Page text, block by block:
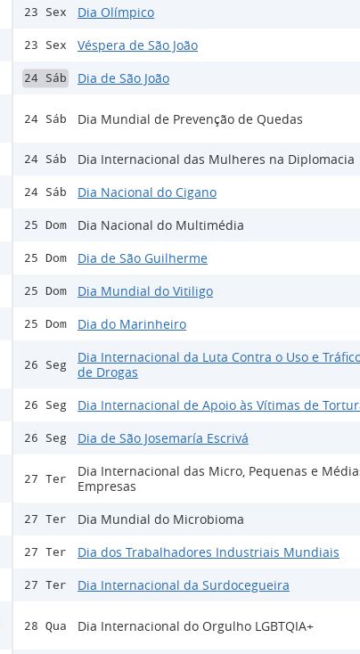
23 Sex Dia Olímpico
23 Sex Véspera de São João
24 Sáb Dia de São João
24 Sáb Dia Mundial de Prevenção de Quedas
24 Sáb Dia Internacional das Mulheres na Diplomacia
24 Sáb Dia Nacional do Cigano
25 Dom Dia Nacional do Multimédia
25 Dom Dia de São Guilherme
25 Dom Dia Mundial do Vitiligo
25 Dom Dia do Marinheiro
26 Seg
Dia Internacional da Luta Contra o Uso e
de Drogas
26 Seg Dia Internacional de Apoio às Vítimas de
26 Seg Dia de São Josemaría Escrivá
27 Ter
Dia Internacional das Micro, Pequenas e
Empresas
27 Ter Dia Mundial do Microbioma
27 Ter Dia dos Trabalhadores Industriais Mundiais
27 Ter Dia Internacional da Surdocegueira
28 Qua Dia Internacional do Orgulho LGBTQIA+